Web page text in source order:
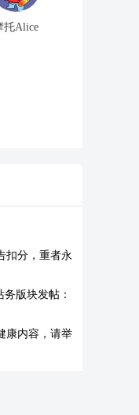
托Alice
扣分，重者永
版块发帖：
康内容，请举